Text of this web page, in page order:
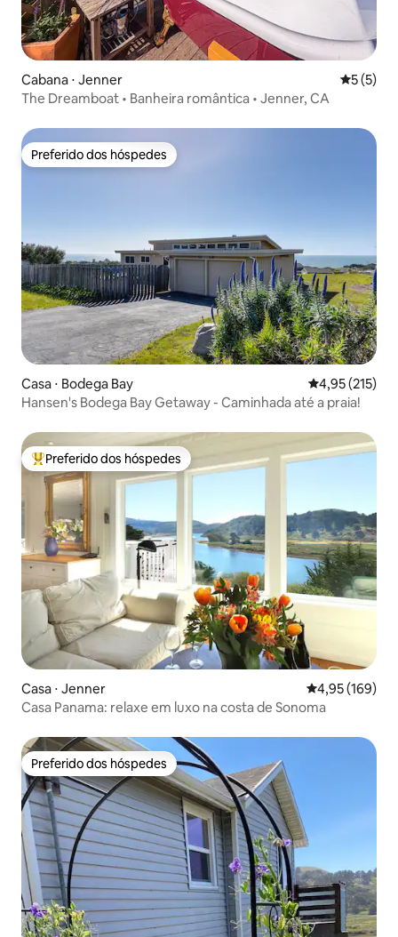
Cabana ⋅ Jenner 5 de
5 (5)
The Dreamboat • Banheira romântica • Jenner, CA
Preferido dos hóspedes
Preferido dos hóspedes
Casa ⋅ Bodega Bay 4,95 de uma
4,95 (215)
Hansen's Bodega Bay Getaway - Caminhada até a praia!
Entre os melhores preferidos dos hóspedes
Preferido dos hóspedes
Casa ⋅ Jenner 4,95 de uma
4,95 (169)
Casa Panama: relaxe em luxo na costa de Sonoma
Preferido dos hóspedes
Preferido dos hóspedes